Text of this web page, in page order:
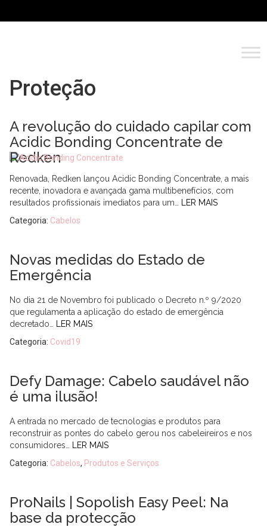
Proteção
A revolução do cuidado capilar com
Acidic Bonding Concentrate de
Redken
Renovada, Redken lançou Acidic Bonding Concentrate, a mais
recente, inovadora e avançada gama multibenefícios, com
resultados profissionais imediatos para um…
LER MAIS
Categoria: Cabelos
Novas medidas do Estado de
Emergência
No dia 21 de Novembro foi publicado o Decreto n.º 9/2020
que regulamenta a aplicação do estado de emergência
decretado…
LER MAIS
Categoria: Covid19
Defy Damage: Cabelo saudável não
é uma ilusão!
A entrada no mercado de tecnologias e produtos para
reconstruir as pontes do cabelo gerou nos cabeleireiros e nos
consumidores…
LER MAIS
Categoria: Cabelos, Produtos e Serviços
ProNails | Sopolish Easy Peel: Na
base da protecção